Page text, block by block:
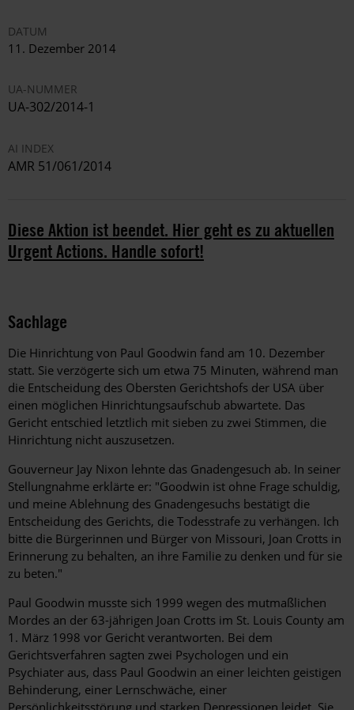
DATUM
11. Dezember 2014
UA-NUMMER
UA-302/2014-1
AI INDEX
AMR 51/061/2014
Diese Aktion ist beendet. Hier geht es zu aktuellen
Urgent Actions. Handle sofort!
Sachlage
Die Hinrichtung von Paul Goodwin fand am 10. Dezember
statt. Sie verzögerte sich um etwa 75 Minuten, während man
die Entscheidung des Obersten Gerichtshofs der USA über
einen möglichen Hinrichtungsaufschub abwartete. Das
Gericht entschied letztlich mit sieben zu zwei Stimmen, die
Hinrichtung nicht auszusetzen.
Gouverneur Jay Nixon lehnte das Gnadengesuch ab. In seiner
Stellungnahme erklärte er: "Goodwin ist ohne Frage schuldig,
und meine Ablehnung des Gnadengesuchs bestätigt die
Entscheidung des Gerichts, die Todesstrafe zu verhängen. Ich
bitte die Bürgerinnen und Bürger von Missouri, Joan Crotts in
Erinnerung zu behalten, an ihre Familie zu denken und für sie
zu beten."
Paul Goodwin musste sich 1999 wegen des mutmaßlichen
Mordes an der 63-jährigen Joan Crotts im St. Louis County am
1. März 1998 vor Gericht verantworten. Bei dem
Gerichtsverfahren sagten zwei Psychologen und ein
Psychiater aus, dass Paul Goodwin an einer leichten geistigen
Behinderung, einer Lernschwäche, einer